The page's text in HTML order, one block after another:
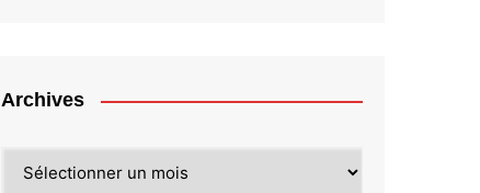
Archives